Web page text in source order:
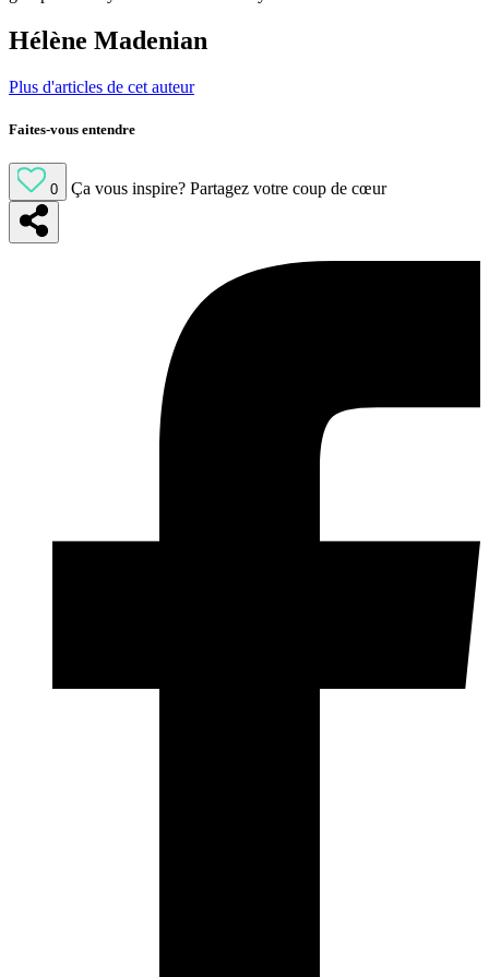
Hélène Madenian
Plus d'articles de cet auteur
Faites-vous entendre
0 Ça vous inspire? Partagez votre coup de cœur